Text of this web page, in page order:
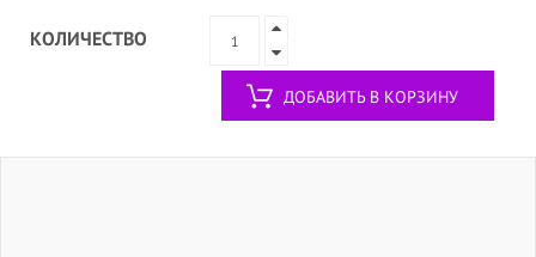
КОЛИЧЕСТВО
ДОБАВИТЬ В КОРЗИНУ